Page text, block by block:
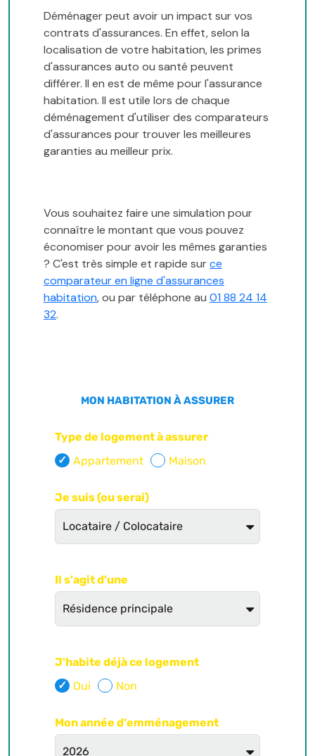
Déménager peut avoir un impact sur vos
contrats d'assurances. En effet, selon la
localisation de votre habitation, les primes
d'assurances auto ou santé peuvent
différer. Il en est de même pour l'assurance
habitation. Il est utile lors de chaque
déménagement d'utiliser des comparateurs
d'assurances pour trouver les meilleures
garanties au meilleur prix.
Vous souhaitez faire une simulation pour
connaître le montant que vous pouvez
économiser pour avoir les mêmes garanties
? C'est très simple et rapide surce
comparateur en ligne d'assurances
habitation, ou par téléphone au 01 88 24 14
32.